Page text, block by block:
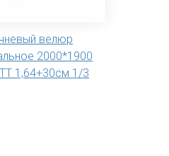
велюр
2000*1900
1,64+30см 1/3